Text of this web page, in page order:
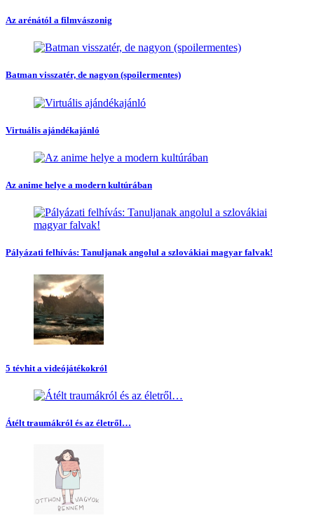
Az arénától a filmvászonig
Batman visszatér, de nagyon (spoilermentes)
Virtuális ajándékajánló
Az anime helye a modern kultúrában
Pályázati felhívás: Tanuljanak angolul a szlovákiai magyar falvak!
5 tévhit a videójátékokról
Átélt traumákról és az életről…